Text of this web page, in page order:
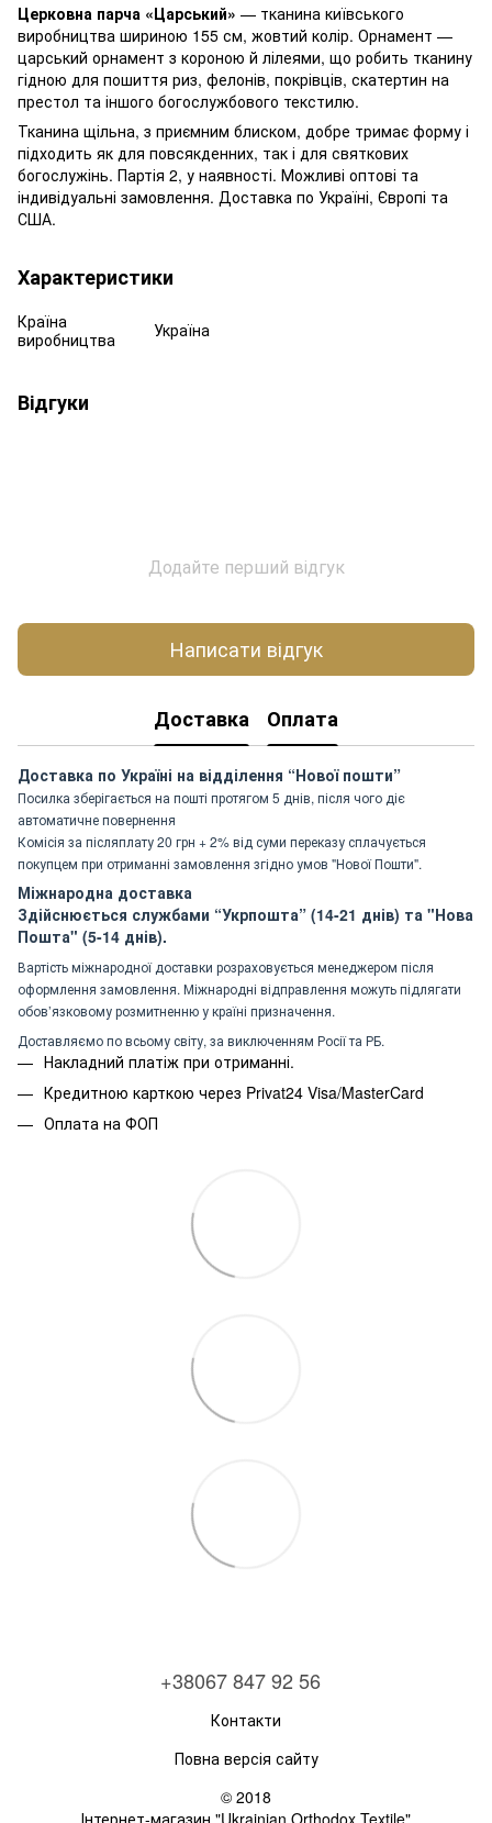
Церковна парча «Царський» — тканина київського
виробництва шириною 155 см, жовтий колір. Орнамент —
царський орнамент з короною й лілеями, що робить тканину
гідною для пошиття риз, фелонів, покрівців, скатертин на
престол та іншого богослужбового текстилю.
Тканина щільна, з приємним блиском, добре тримає форму і
підходить як для повсякденних, так і для святкових
богослужінь. Партія 2, у наявності. Можливі оптові та
індивідуальні замовлення. Доставка по Україні, Європі та
США.
Характеристики
Країна
виробництва
Україна
Відгуки
Додайте перший відгук
Написати відгук
Доставка Оплата
Доставка по Україні на відділення “Нової пошти”
Посилка зберігається на пошті протягом 5 днів, після чого діє
автоматичне повернення
Комісія за післяплату 20 грн + 2% від суми переказу сплачується
покупцем при отриманні замовлення згідно умов "Нової Пошти".
Міжнародна доставка
Здійснюється службами “Укрпошта” (14-21 днів) та "Нова
Пошта" (5-14 днів).
Вартість міжнародної доставки розраховується менеджером після
оформлення замовлення. Міжнародні відправлення можуть підлягати
обов’язковому розмитненню у країні призначення.
Доставляємо по всьому світу, за виключенням Росії та РБ.
Накладний платіж при отриманні.
Кредитною карткою через Privat24 Visa/MasterCard
Оплата на ФОП
+38067 847 92 56
Контакти
Повна версія сайту
© 2018
Інтернет-магазин "Ukrainian Orthodox Textile"